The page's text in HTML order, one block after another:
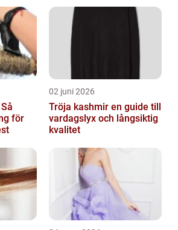
för
02 juni 2026
Tröja kashmir en guide till
vardagslyx och långsiktig
kvalitet